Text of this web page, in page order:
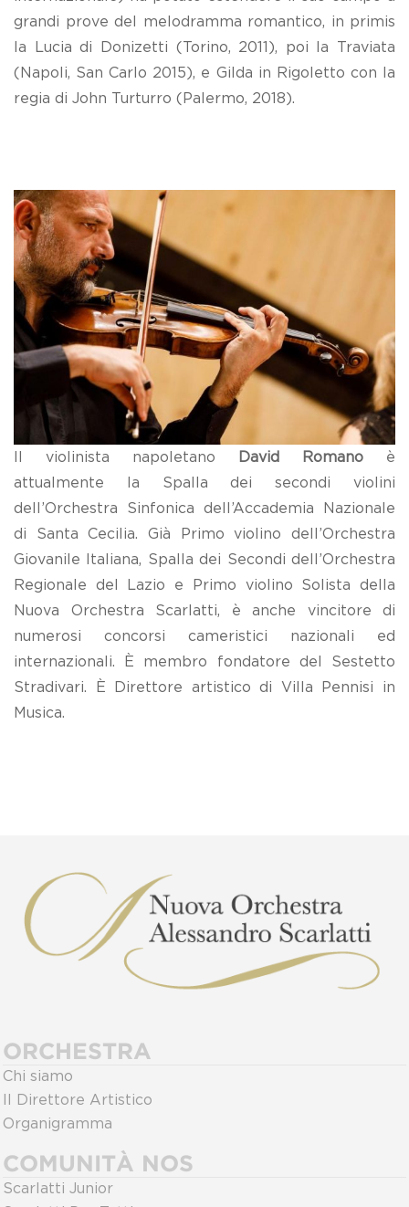
grandi prove del melodramma romantico, in primis
la Lucia di Donizetti (Torino, 2011), poi la Traviata
(Napoli, San Carlo 2015), e Gilda in Rigoletto con la
regia di John Turturro (Palermo, 2018).
Il violinista napoletano David Romano è
attualmente la Spalla dei secondi violini
dell’Orchestra Sinfonica dell’Accademia Nazionale
di Santa Cecilia. Già Primo violino dell’Orchestra
Giovanile Italiana, Spalla dei Secondi dell’Orchestra
Regionale del Lazio e Primo violino Solista della
Nuova Orchestra Scarlatti, è anche vincitore di
numerosi concorsi cameristici nazionali ed
internazionali. È membro fondatore del Sestetto
Stradivari. È Direttore artistico di Villa Pennisi in
Musica.
ORCHESTRA
Chi siamo
Il Direttore Artistico
Organigramma
COMUNITÀ NOS
Scarlatti Junior